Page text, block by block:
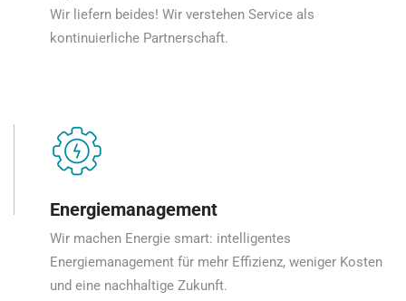
Wir liefern beides! Wir verstehen Service als
kontinuierliche Partnerschaft.
Energiemanagement
Wir machen Energie smart: intelligentes
Energiemanagement für mehr Effizienz, weniger Kosten
und eine nachhaltige Zukunft.